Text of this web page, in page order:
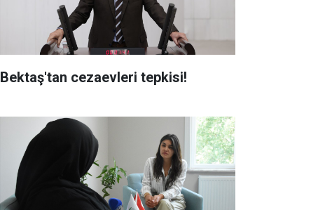
Bektaş'tan cezaevleri tepkisi!